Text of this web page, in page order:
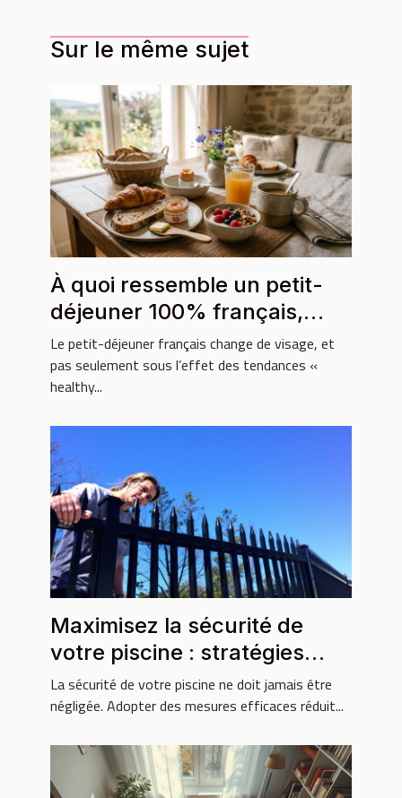
Sur le même sujet
À quoi ressemble un petit-
déjeuner 100% français,
local et bio ?
Le petit-déjeuner français change de visage, et
pas seulement sous l’effet des tendances «
healthy...
Maximisez la sécurité de
votre piscine : stratégies
essentielles ?
La sécurité de votre piscine ne doit jamais être
négligée. Adopter des mesures efficaces réduit...